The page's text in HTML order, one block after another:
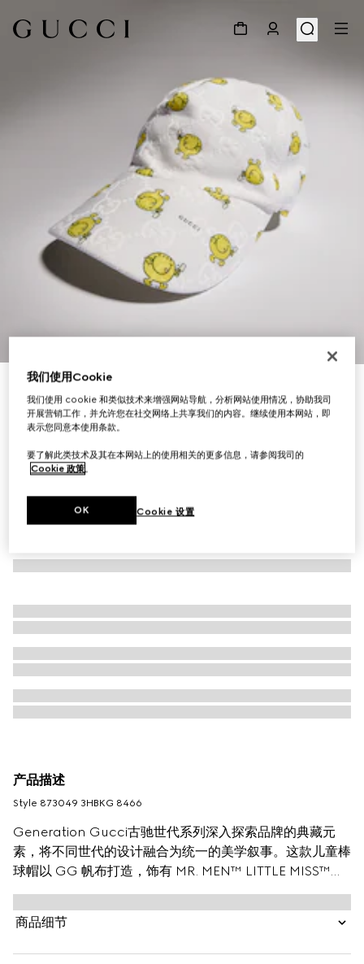
儿童GG帆布棒球帽
€ 250
产品描述
Style ‎873049 3HBKG 8466
Generation Gucci古驰世代系列深入探索品牌的典藏元
素，将不同世代的设计融合为统一的美学叙事。这款儿童棒
球帽以 GG 帆布打造，饰有 MR. MEN™ LITTLE MISS™品
牌卡通人物图案。
商品细节
我们使用Cookie
我们使用 cookie 和类似技术来增强网站导航，分析网站使用情况，协助我司
开展营销工作，并允许您在社交网络上共享我们的内容。继续使用本网站，即
表示您同意本使用条款。
要了解此类技术及其在本网站上的使用相关的更多信息，请参阅我司的
Cookie 政策。
Cookie 设置
OK